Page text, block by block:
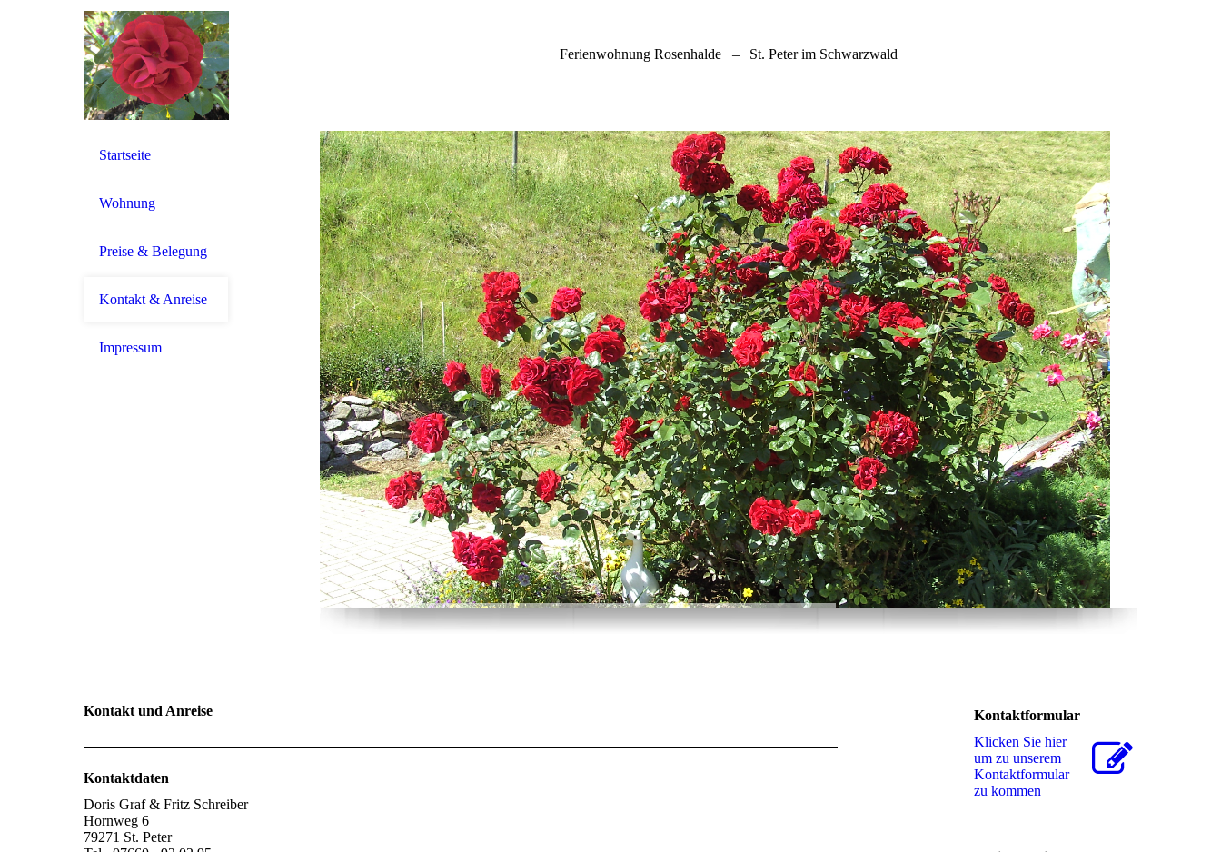
Ferienwohnung Rosenhalde – St. Peter im Schwarzwald
Startseite
Wohnung
Preise & Belegung
Kontakt & Anreise
Impressum
Kontakt und Anreise
Kontaktdaten
Doris Graf & Fritz Schreiber
Hornweg 6
79271 St. Peter
Kontaktformular
Klicken Sie hier
um zu unserem
Kon­takt­for­mu­lar
zu kommen